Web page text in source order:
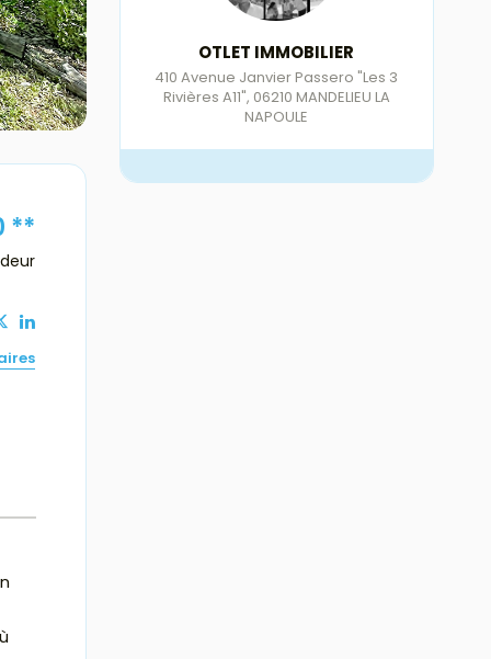
**
OTLET IMMOBILIER
410 Avenue Janvier Passero "Les 3
Rivières A11", 06210 MANDELIEU LA
NAPOULE